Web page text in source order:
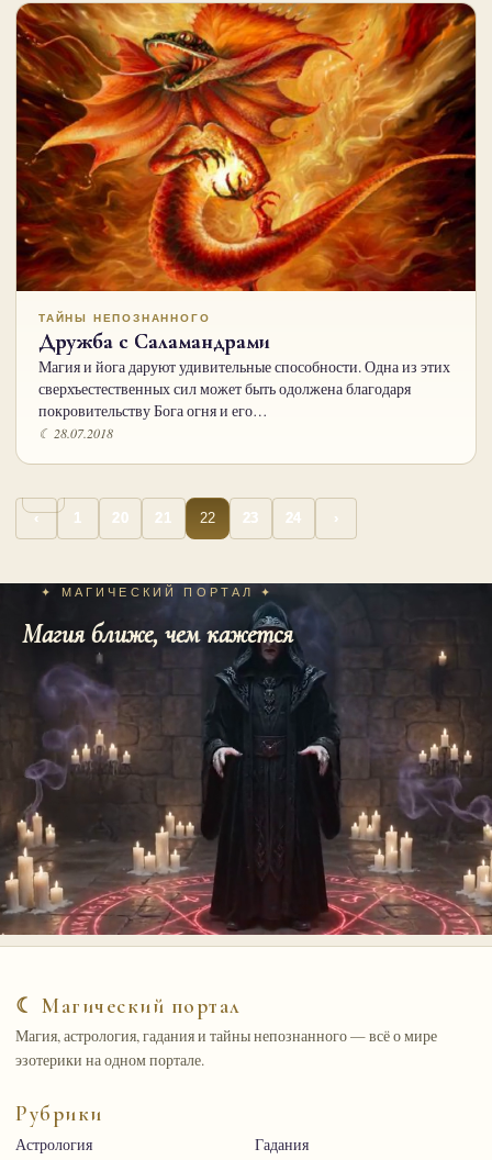
ТАЙНЫ НЕПОЗНАННОГО
Дружба с Саламандрами
Магия и йога даруют удивительные способности. Одна из этих
сверхъестественных сил может быть одолжена благодаря
покровительству Бога огня и его…
☾ 28.07.2018
Пагинация
‹ 1 20 21 22 23 24 ›
✦ МАГИЧЕСКИЙ ПОРТАЛ ✦
Магия ближе, чем кажется
☾ Магический портал
Магия, астрология, гадания и тайны непознанного — всё о мире
эзотерики на одном портале.
Рубрики
Астрология Гадания